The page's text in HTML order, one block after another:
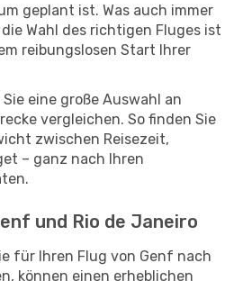
geplant ist. Was auch immer
Wahl des richtigen Fluges ist
reibungslosen Start Ihrer
eine große Auswahl an
vergleichen. So finden Sie
zwischen Reisezeit,
– ganz nach Ihren
und Rio de Janeiro
für Ihren Flug von Genf nach
können einen erheblichen